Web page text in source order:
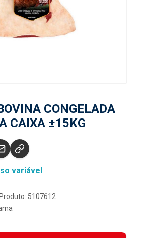
CONGELADA
CAIXA ±15KG
variável
5107612